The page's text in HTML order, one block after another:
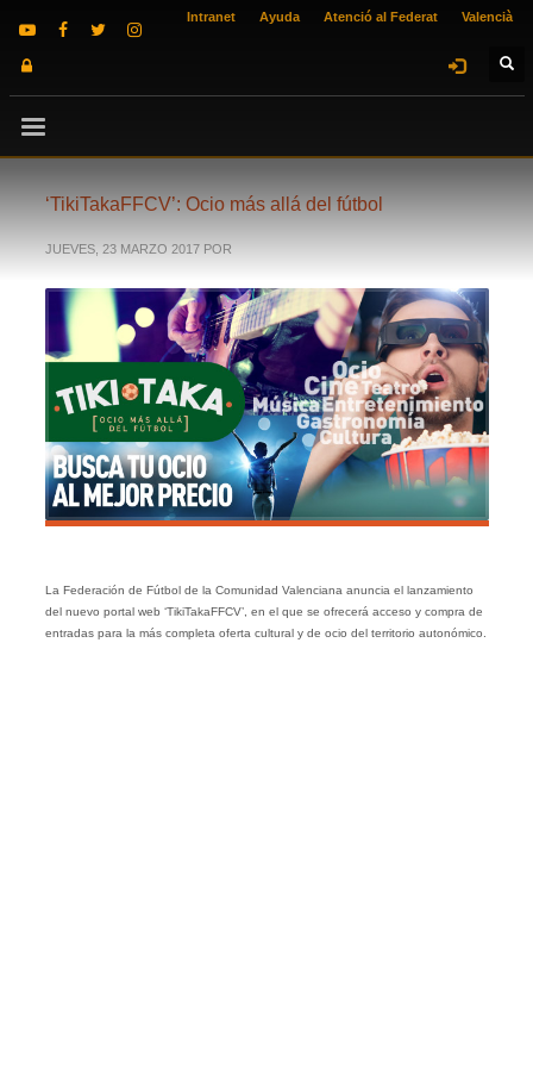
Intranet Ayuda Atenció al Federat Valencià
‘TikiTakaFFCV’: Ocio más allá del fútbol
JUEVES, 23 MARZO 2017 POR
La Federación de Fútbol de la Comunidad Valenciana anuncia el lanzamiento
del nuevo portal web ‘TikiTakaFFCV’, en el que se ofrecerá acceso y compra de
entradas para la más completa oferta cultural y de ocio del territorio autonómico.